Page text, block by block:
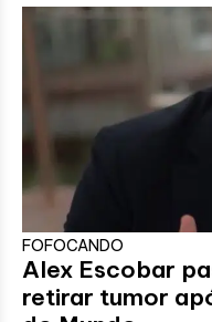
FOFOCANDO
Alex Escobar
retirar tumor